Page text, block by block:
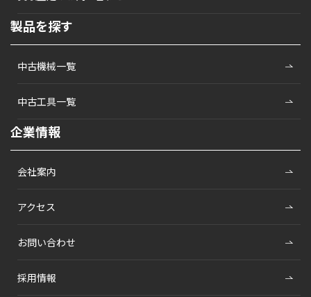
製品を探す
中古機械一覧
中古工具一覧
企業情報
会社案内
アクセス
お問い合わせ
採用情報